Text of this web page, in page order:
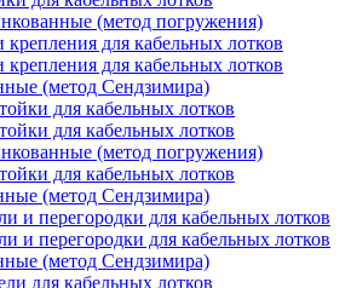
(метод погружения)
для кабельных лотков
для кабельных лотков
(метод Сендзимира)
для кабельных лотков
для кабельных лотков
(метод погружения)
для кабельных лотков
(метод Сендзимира)
и перегородки для кабельных лотков
и перегородки для кабельных лотков
(метод Сендзимира)
для кабельных лотков